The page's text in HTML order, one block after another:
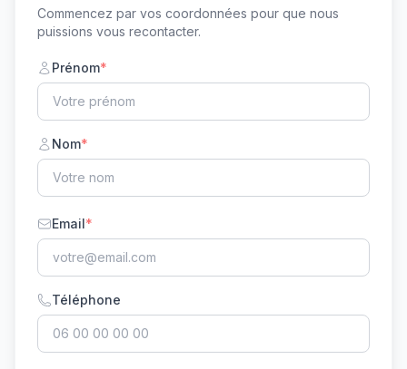
Commencez par vos coordonnées pour que nous
puissions vous recontacter.
Prénom*
Nom*
Email*
Téléphone